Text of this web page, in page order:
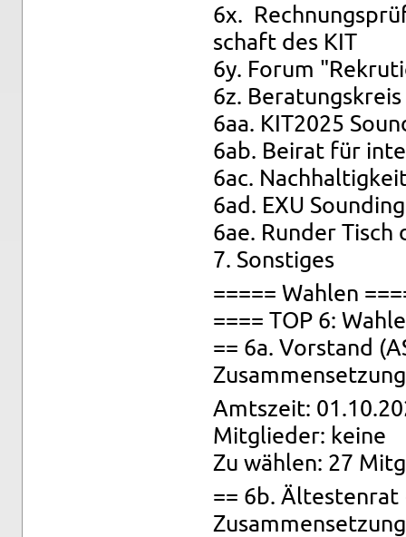
6x.
schaft des KIT
6y. Forum
6z.
6aa. KIT2025
6ab. Bei­rat für
6ac.
6ad. EXU
6ae. Run­der
7. Sons­ti­ges
===== Wah­len
==== TOP 6:
== 6a. Vor­stand
Amts­zeit:
Mit­glie­der: keine
Zu wäh­len: 27
== 6b. Äl­tes­ten­rat